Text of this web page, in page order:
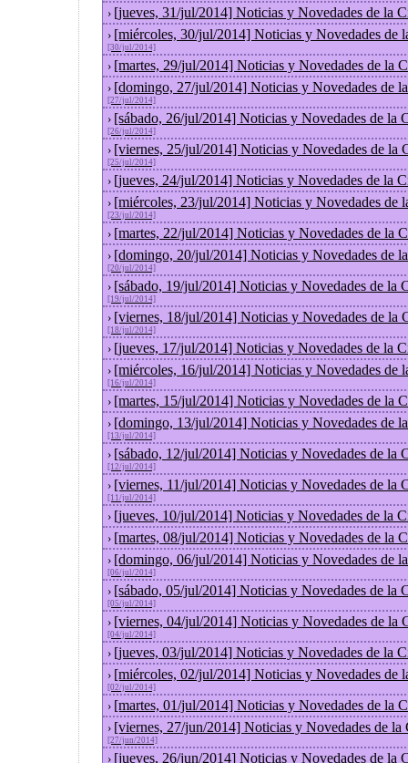
› [jueves, 31/jul/2014] Noticias y Novedades de la
› [miércoles, 30/jul/2014] Noticias y Novedades de
[30/jul/2014]
› [martes, 29/jul/2014] Noticias y Novedades de la
› [domingo, 27/jul/2014] Noticias y Novedades de
[27/jul/2014]
› [sábado, 26/jul/2014] Noticias y Novedades de la
[26/jul/2014]
› [viernes, 25/jul/2014] Noticias y Novedades de la
[25/jul/2014]
› [jueves, 24/jul/2014] Noticias y Novedades de la
› [miércoles, 23/jul/2014] Noticias y Novedades de
[23/jul/2014]
› [martes, 22/jul/2014] Noticias y Novedades de la
› [domingo, 20/jul/2014] Noticias y Novedades de
[20/jul/2014]
› [sábado, 19/jul/2014] Noticias y Novedades de la
[19/jul/2014]
› [viernes, 18/jul/2014] Noticias y Novedades de la
[18/jul/2014]
› [jueves, 17/jul/2014] Noticias y Novedades de la
› [miércoles, 16/jul/2014] Noticias y Novedades de
[16/jul/2014]
› [martes, 15/jul/2014] Noticias y Novedades de la
› [domingo, 13/jul/2014] Noticias y Novedades de
[13/jul/2014]
› [sábado, 12/jul/2014] Noticias y Novedades de la
[12/jul/2014]
› [viernes, 11/jul/2014] Noticias y Novedades de la
[11/jul/2014]
› [jueves, 10/jul/2014] Noticias y Novedades de la
› [martes, 08/jul/2014] Noticias y Novedades de la
› [domingo, 06/jul/2014] Noticias y Novedades de
[06/jul/2014]
› [sábado, 05/jul/2014] Noticias y Novedades de la
[05/jul/2014]
› [viernes, 04/jul/2014] Noticias y Novedades de la
[04/jul/2014]
› [jueves, 03/jul/2014] Noticias y Novedades de la
› [miércoles, 02/jul/2014] Noticias y Novedades de
[02/jul/2014]
› [martes, 01/jul/2014] Noticias y Novedades de la
› [viernes, 27/jun/2014] Noticias y Novedades de la
[27/jun/2014]
› [jueves, 26/jun/2014] Noticias y Novedades de la